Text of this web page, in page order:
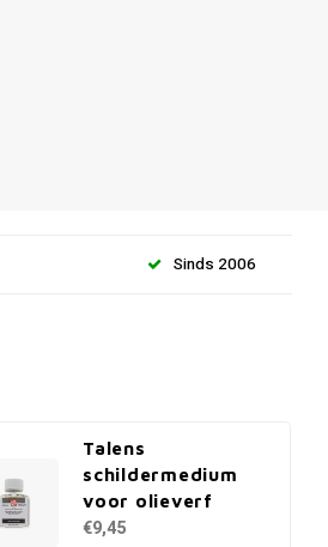
Sinds 2006
Talens
schildermedium
voor olieverf
€9,45